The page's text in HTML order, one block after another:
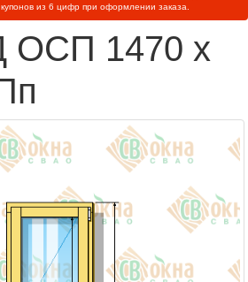
из 6 цифр при оформлении заказа.
ОСП 1470 х